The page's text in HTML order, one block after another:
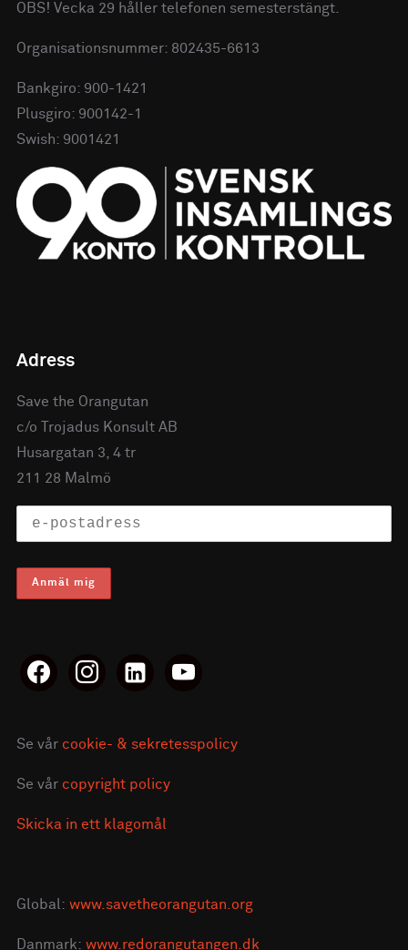
OBS! Vecka 29 håller telefonen semesterstängt.
Organisationsnummer: 802435-6613
Bankgiro: 900-1421
Plusgiro: 900142-1
Swish: 9001421
Adress
Save the Orangutan
c/o Trojadus Konsult AB
Husargatan 3, 4 tr
211 28 Malmö
facebookinstagramlinkedin-youtube
Se vår cookie- & sekretesspolicy
Se vår copyright policy
Skicka in ett klagomål
Global: www.savetheorangutan.org
Danmark: www.redorangutangen.dk